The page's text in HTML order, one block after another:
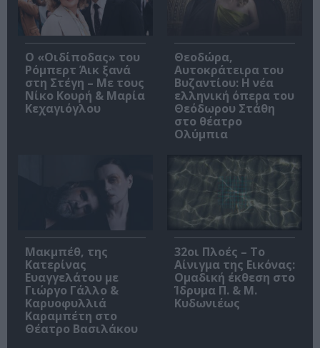
O «Οιδίποδας» του
Ρόμπερτ Άικ ξανά
στη Στέγη – Με τους
Νίκο Κουρή & Μαρία
Κεχαγιόγλου
Θεοδώρα,
Αυτοκράτειρα του
Βυζαντίου: Η νέα
ελληνική όπερα του
Θεόδωρου Στάθη
στο θέατρο
Ολύμπια
Μακμπέθ, της
Κατερίνας
Ευαγγελάτου με
Γιώργο Γάλλο &
Καρυοφυλλιά
Καραμπέτη στο
Θέατρο Βασιλάκου
32οι Πλοές – Το
Αίνιγμα της Εικόνας:
Ομαδική έκθεση στο
Ίδρυμα Π. & Μ.
Κυδωνιέως